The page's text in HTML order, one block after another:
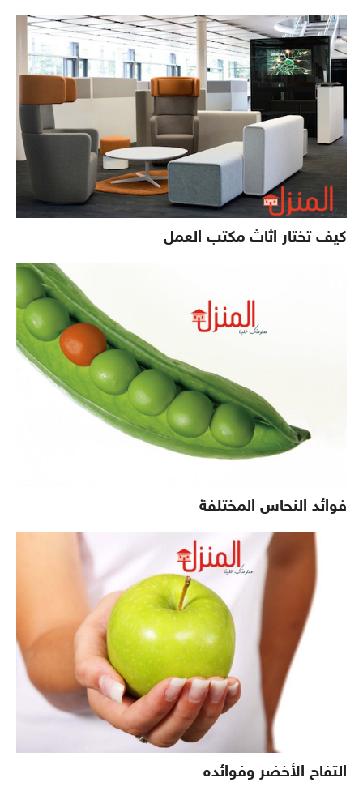
كيف تختار اثاث مكتب العمل
فوائد النحاس المختلفة
التفاح الأخضر وفوائده